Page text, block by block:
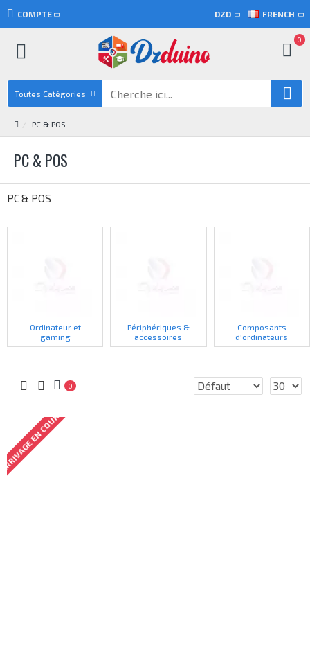
COMPTE DZD FRENCH
0
Toutes Catégories
PC & POS
PC & POS
PC & POS
Ordinateur et
gaming
Périphériques &
accessoires
Composants
d'ordinateurs
0
EN COURS